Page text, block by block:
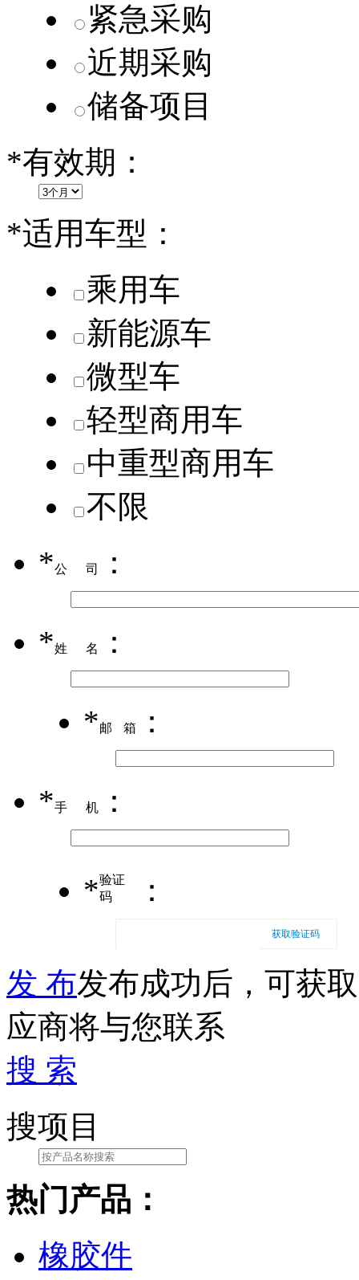
紧急采购
近期采购
储备项目
*有效期：
*适用车型：
乘用车
新能源车
微型车
轻型商用车
中重型商用车
不限
*公司 ：
*姓名 ：
*邮箱 ：
*手机 ：
*验证
码
：
获取验证码
发 布发布成功后，可获
应商将与您联系
搜 索
搜项目
热门产品：
橡胶件